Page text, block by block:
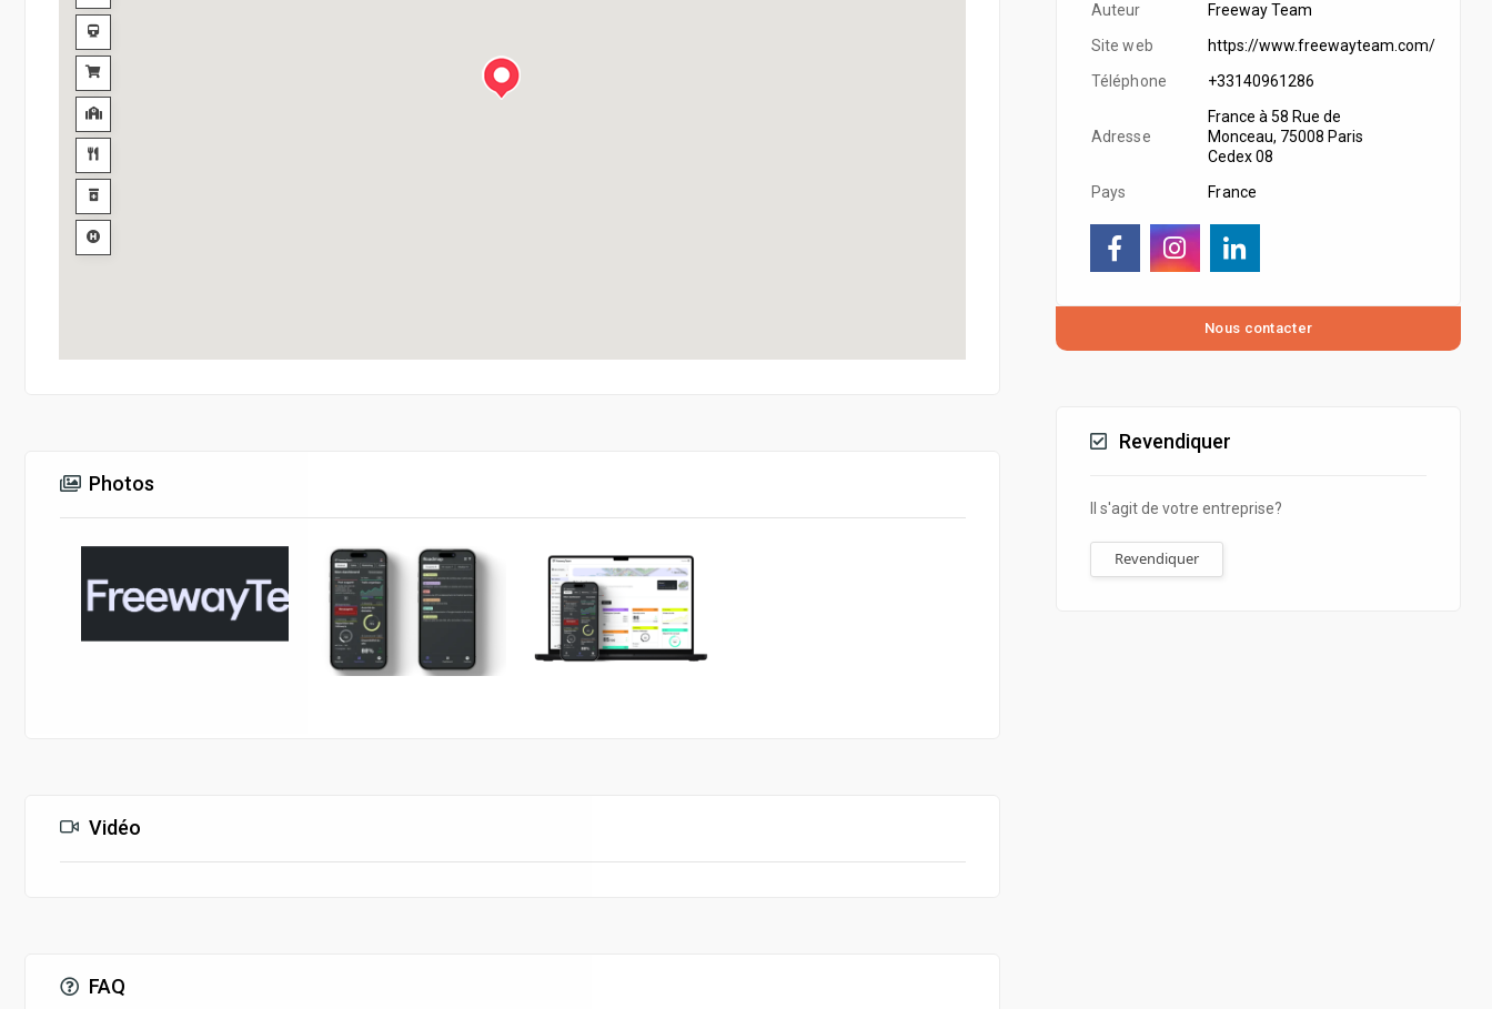
Photos
Vidéo
FAQ
Auteur
Freeway Team
Site web
https://www.freewayteam.com/
Téléphone
+33140961286
Adresse
France à 58 Rue de
Monceau, 75008 Paris
Cedex 08
Pays
France
Revendiquer
Il s'agit de votre entreprise?
Revendiquer